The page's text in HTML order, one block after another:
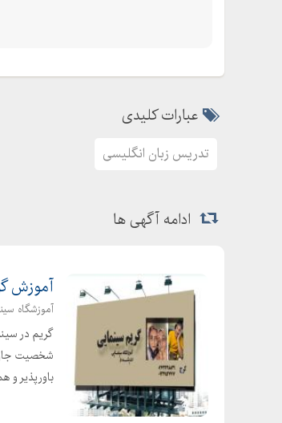
عبارات کلیدی
تدریس زبان انگلیسی
ادامه آگهی ها
آموزش
آموزشگاه
گریم در
شخصیت جان
باورپذیر و